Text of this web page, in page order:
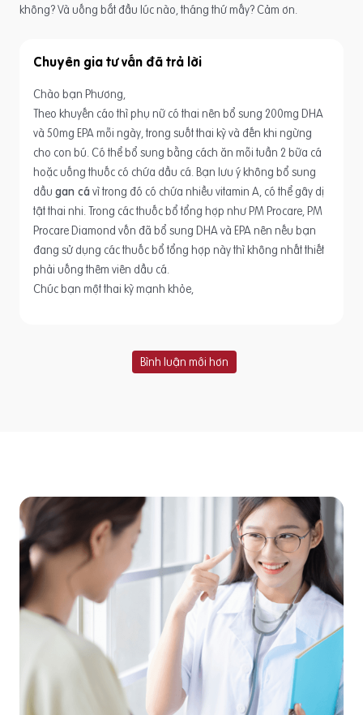
không? Và uống bắt đầu lúc nào, tháng thứ mấy? Cảm ơn.
Chuyên gia tư vấn
Chào bạn Phương,
Theo khuyến cáo thì phụ nữ có thai nên bổ sung 200mg DHA
và 50mg EPA mỗi ngày, trong suốt thai kỳ và đến khi ngừng
cho con bú. Có thể bổ sung bằng cách ăn mỗi tuần 2 bữa cá
hoặc uống thuốc có chứa dầu cá. Bạn lưu ý không bổ sung
dầu gan cávì trong đó có chứa nhiều vitamin A, có thể gây dị
tật thai nhi. Trong các thuốc bổ tổng hợp như PM Procare, PM
Procare Diamond vốn đã bổ sung DHA và EPA nên nếu bạn
đang sử dụng các thuốc bổ tổng hợp này thì không nhất thiết
phải uống thêm viên dầu cá.
Chúc bạn một thai kỳ mạnh khỏe,
Bình luận mới hơn